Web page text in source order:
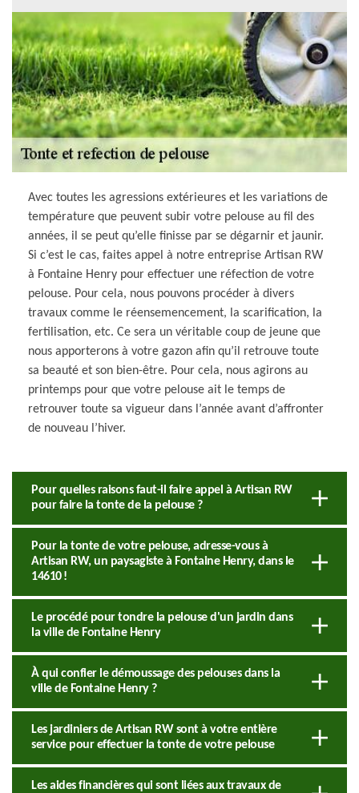
Avec toutes les agressions extérieures et les variations de
température que peuvent subir votre pelouse au fil des
années, il se peut qu’elle finisse par se dégarnir et jaunir.
Si c’est le cas, faites appel à notre entreprise Artisan RW
à Fontaine Henry pour effectuer une réfection de votre
pelouse. Pour cela, nous pouvons procéder à divers
travaux comme le réensemencement, la scarification, la
fertilisation, etc. Ce sera un véritable coup de jeune que
nous apporterons à votre gazon afin qu’il retrouve toute
sa beauté et son bien-être. Pour cela, nous agirons au
printemps pour que votre pelouse ait le temps de
retrouver toute sa vigueur dans l’année avant d’affronter
de nouveau l’hiver.
Pour quelles raisons faut-il faire appel à Artisan RW
pour faire la tonte de la pelouse ?
Pour la tonte de votre pelouse, adresse-vous à
Artisan RW, un paysagiste à Fontaine Henry, dans le
14610 !
Le procédé pour tondre la pelouse d'un jardin dans
la ville de Fontaine Henry
À qui confier le démoussage des pelouses dans la
ville de Fontaine Henry ?
Les jardiniers de Artisan RW sont à votre entière
service pour effectuer la tonte de votre pelouse
Les aides financières qui sont liées aux travaux de